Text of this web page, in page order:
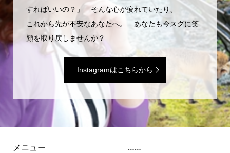
すればいいの？」 そんな心が疲れていたり、
これから先が不安なあなたへ。 あなたも今スグに笑
顔を取り戻しませんか？
Instagramはこちらから
メニュー ……